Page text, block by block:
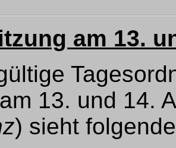
am 13.
13. und 14.
) sieht